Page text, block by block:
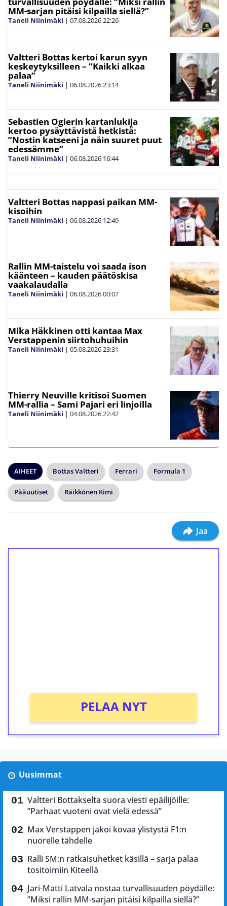
MM-sarjan pitäisi kilpailla siellä?”
Taneli Niinimäki | 07.08.202622:26
Valtteri Bottas kertoi karun syyn
keskeytyksilleen – ”Kaikki alkaa
palaa”
Taneli Niinimäki | 06.08.202623:14
Sebastien Ogierin kartanlukija
kertoo pysäyttävistä hetkistä:
”Nostin katseeni ja näin suuret puut
edessämme”
Taneli Niinimäki | 06.08.2026 16:44
Valtteri Bottas nappasi paikan MM-
kisoihin
Taneli Niinimäki | 06.08.2026 12:49
Rallin MM-taistelu voi saada ison
käänteen – kauden päätöskisa
vaakalaudalla
Taneli Niinimäki | 06.08.202600:07
Mika Häkkinen otti kantaa Max
Verstappenin siirtohuhuihin
Taneli Niinimäki | 05.08.202623:31
Thierry Neuville kritisoi Suomen
MM-rallia – Sami Pajari eri linjoilla
Taneli Niinimäki | 04.08.202622:42
AIHEET Bottas Valtteri Ferrari Formula 1
Pääuutiset Räikkönen Kimi
Jaa
PELAA NYT
Uusimmat
Valtteri Bottakselta suora viesti epäilijöille:
”Parhaat vuoteni ovat vielä edessä”
Max Verstappen jakoi kovaa ylistystä F1:n
nuorelle tähdelle
Ralli SM:n ratkaisuhetket käsillä – sarja palaa
tositoimiin Kiteellä
Jari-Matti Latvala nostaa turvallisuuden pöydälle:
”Miksi rallin MM-sarjan pitäisi kilpailla siellä?”